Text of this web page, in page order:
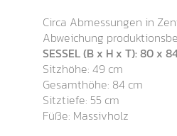
Circa Abmessungen in
Abweichung
SESSEL (B x H x T): 80 x
Sitzhöhe: 49 cm
Gesamthöhe: 84 cm
Sitztiefe: 55 cm
Füße: Massivholz